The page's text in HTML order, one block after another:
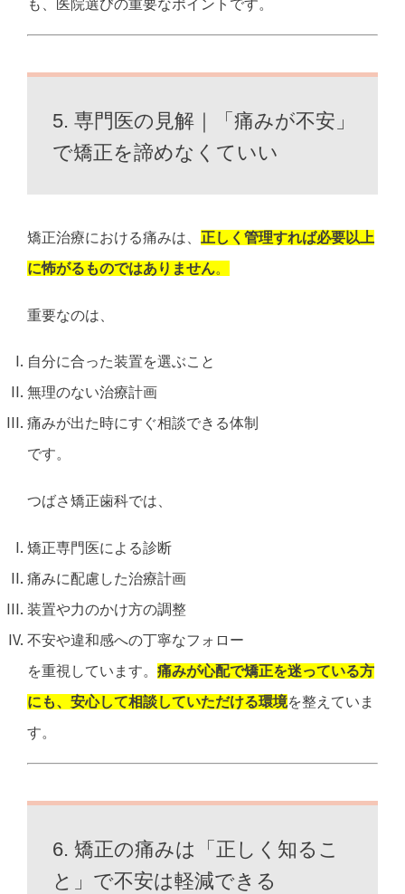
も、 医院選びの重要なポイントです。
5. 専門医の見解｜「痛みが不安」
で矯正を諦めなくていい
矯正治療における痛みは、 正しく管理すれば必要以上
に怖がるものではありません。
重要なのは、
自分に合った装置を選ぶこと
無理のない治療計画
痛みが出た時にすぐ相談できる体制
です。
つばさ矯正歯科では、
矯正専門医による診断
痛みに配慮した治療計画
装置や力のかけ方の調整
不安や違和感への丁寧なフォロー
を重視しています。 痛みが心配で矯正を迷っている方
にも、安心して相談していただける環境を整えていま
す。
6. 矯正の痛みは「正しく知るこ
と」で不安は軽減できる